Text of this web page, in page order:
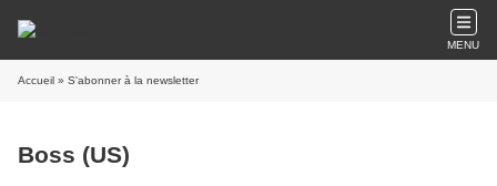
MENU
Accueil » S'abonner à la newsletter
Boss (US)